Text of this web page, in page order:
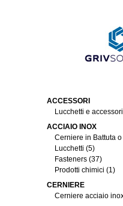
ACCESSORI
Lucchetti e
ACCIAIO INOX
Cerniere in Battuta
Lucchetti (5)
Fasteners (37)
Prodotti chimici (1)
CERNIERE
Cerniere acciaio